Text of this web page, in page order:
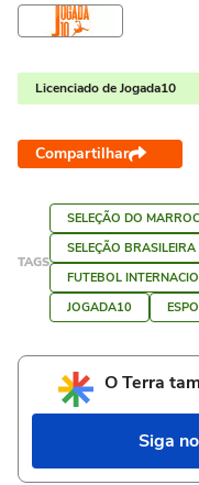
Licenciado de Jogada10
Compartilhar
TAGS
SELEÇÃO DO
SELEÇÃO BRASILEIRA
FUTEBOL
JOGADA10
O Terra
Siga